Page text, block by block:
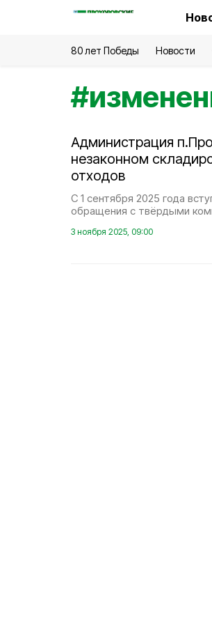
80 лет Победы Новости
#
Администрация
незаконном
отходов
С 1 сентября 2025 года
обращения с твёрдыми
3 ноября 2025, 09:00